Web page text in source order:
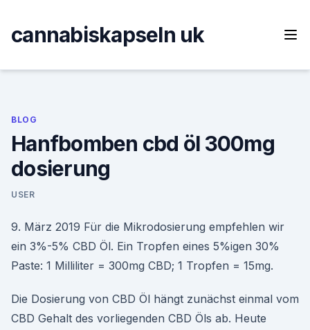
content
cannabiskapseln uk
BLOG
Hanfbomben cbd öl 300mg
dosierung
USER
9. März 2019 Für die Mikrodosierung empfehlen wir
ein 3%-5% CBD Öl. Ein Tropfen eines 5%igen 30%
Paste: 1 Milliliter = 300mg CBD; 1 Tropfen = 15mg.
Die Dosierung von CBD Öl hängt zunächst einmal vom
CBD Gehalt des vorliegenden CBD Öls ab. Heute